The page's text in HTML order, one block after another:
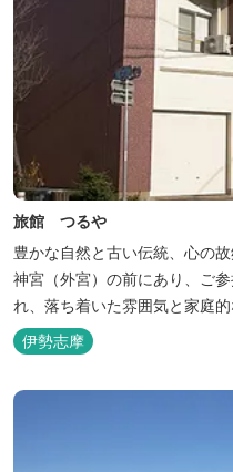
旅館 つるや
豊かな自然と古い伝統、心の
神宮（外宮）の前にあり、ご
れ、落ち着いた雰囲気と家庭
す。
伊勢志摩